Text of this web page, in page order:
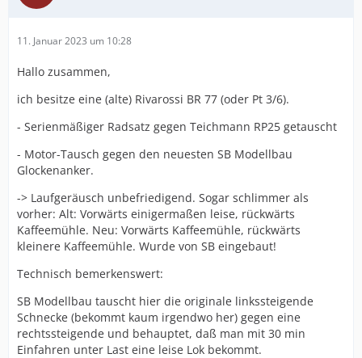
11. Januar 2023 um 10:28
Hallo zusammen,
ich besitze eine (alte) Rivarossi BR 77 (oder Pt 3/6).
- Serienmäßiger Radsatz gegen Teichmann RP25 getauscht
- Motor-Tausch gegen den neuesten SB Modellbau
Glockenanker.
-> Laufgeräusch unbefriedigend. Sogar schlimmer als
vorher: Alt: Vorwärts einigermaßen leise, rückwärts
Kaffeemühle. Neu: Vorwärts Kaffeemühle, rückwärts
kleinere Kaffeemühle. Wurde von SB eingebaut!
Technisch bemerkenswert:
SB Modellbau tauscht hier die originale linkssteigende
Schnecke (bekommt kaum irgendwo her) gegen eine
rechtssteigende und behauptet, daß man mit 30 min
Einfahren unter Last eine leise Lok bekommt.